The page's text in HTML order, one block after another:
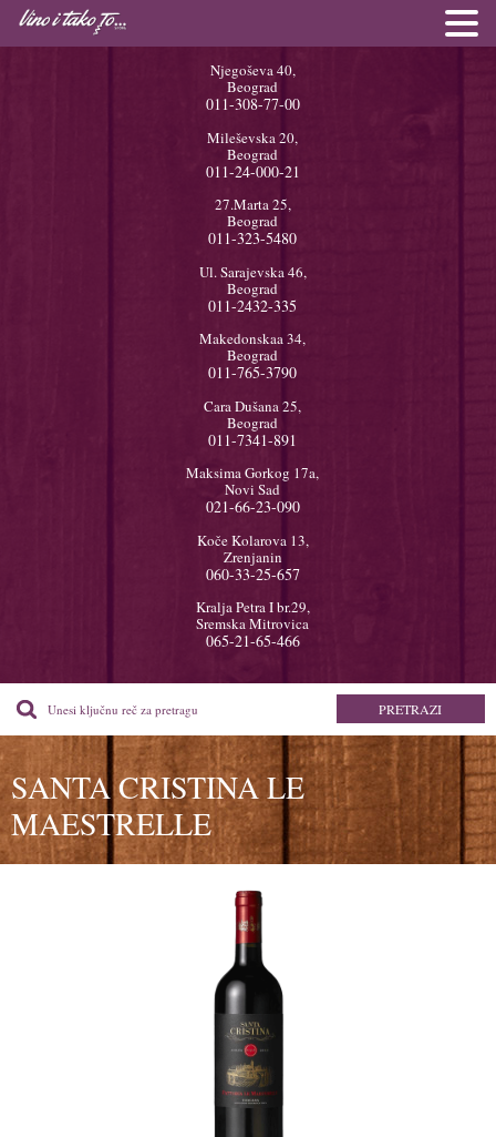
Njegoševa 40,
Beograd
011-308-77-00
Mileševska 20,
Beograd
011-24-000-21
27.Marta 25,
Beograd
011-323-5480
Ul. Sarajevska 46,
Beograd
011-2432-335
Makedonskaa 34,
Beograd
011-765-3790
Cara Dušana 25,
Beograd
011-7341-891
Maksima Gorkog 17a,
Novi Sad
021-66-23-090
Koče Kolarova 13,
Zrenjanin
060-33-25-657
Kralja Petra I br.29,
Sremska Mitrovica
065-21-65-466
SANTA CRISTINA LE
MAESTRELLE